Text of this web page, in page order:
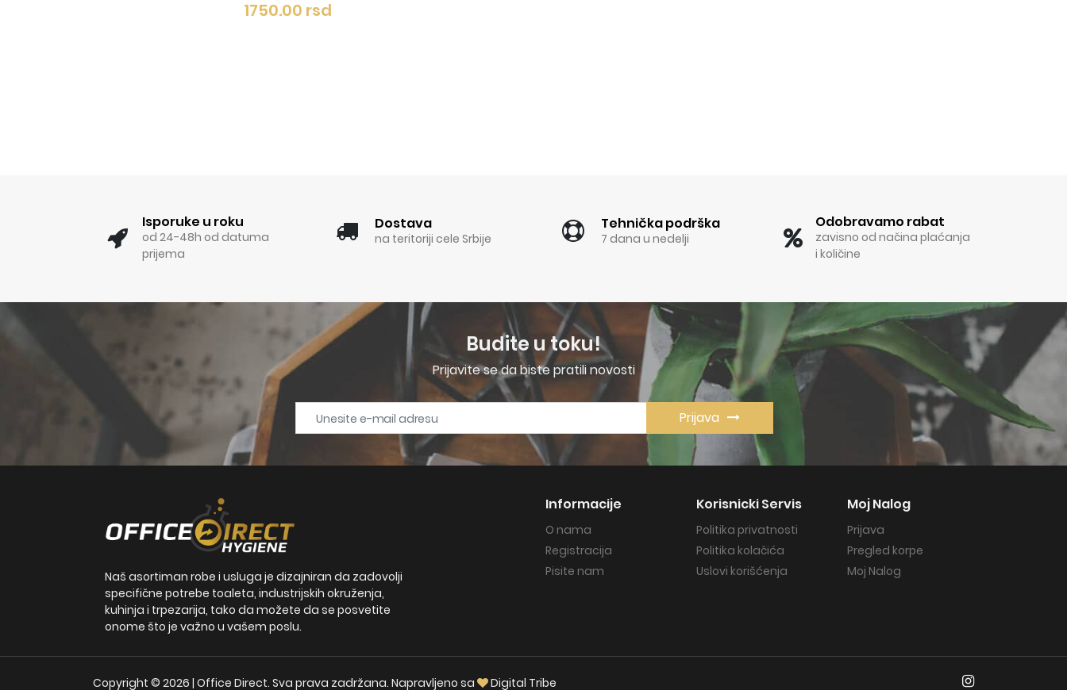
Isporuke u roku
od 24-48h od datuma
prijema
Dostava
na teritoriji cele Srbije
Tehnička podrška
7 dana u nedelji
Odobravamo rabat
zavisno od načina plaćanja
i količine
Budite u toku!
Prijavite se da biste pratili novosti
Prijava
Naš asortiman robe i usluga je dizajniran da zadovolji
specifične potrebe toaleta, industrijskih okruženja,
kuhinja i trpezarija, tako da možete da se posvetite
onome što je važno u vašem poslu.
Informacije
O nama
Registracija
Pisite nam
Korisnicki Servis
Politika privatnosti
Politika kolačića
Uslovi korišćenja
Moj Nalog
Prijava
Pregled korpe
Moj Nalog
Copyright © 2026 | Office Direct. Sva prava zadržana. Napravljeno sa Digital Tribe